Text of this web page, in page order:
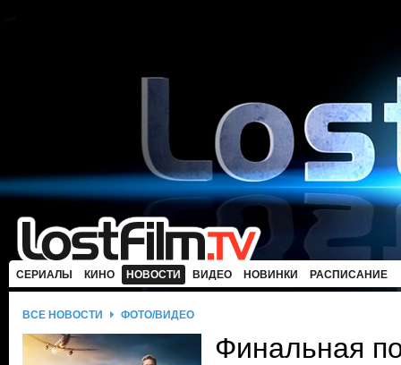
СЕРИАЛЫ КИНО НОВОСТИ ВИДЕО НОВИНКИ РАСПИСАНИЕ
ВСЕ НОВОСТИ ФОТО/ВИДЕО
Финальная